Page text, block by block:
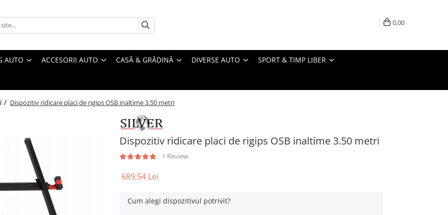
0,00
AUTO ACCESORII AUTO CASĂ & GRĂDINĂ DIVERSE AUTO SPORT & TIMP LIBER
/ Dispozitiv ridicare placi de rigips OSB inaltime 3.50 metri
Dispozitiv ridicare placi de rigips OSB inaltime 3.50 metri
1 Review
689,54 Lei
Cum alegi dispozitivul potrivit?